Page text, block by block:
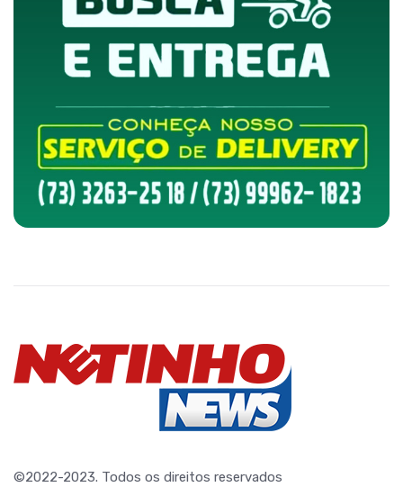
©2022-2023. Todos os direitos reservados